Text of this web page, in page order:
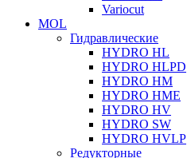
Variocut
MOL
Гидравлические
HYDRO HL
HYDRO HLPD
HYDRO HM
HYDRO HME
HYDRO HV
HYDRO SW
HYDRO HVLP
Редукторные